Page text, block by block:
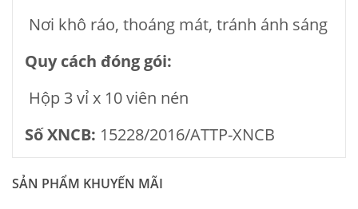
Nơi khô ráo, thoáng mát, tránh ánh sáng
Quy cách đóng gói:
Hộp 3 vỉ x 10 viên nén
Số XNCB: 15228/2016/ATTP-XNCB
SẢN PHẨM KHUYẾN MÃI